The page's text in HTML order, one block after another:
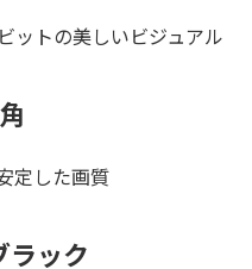
ットの美しいビジュアル
定した画質
ラック